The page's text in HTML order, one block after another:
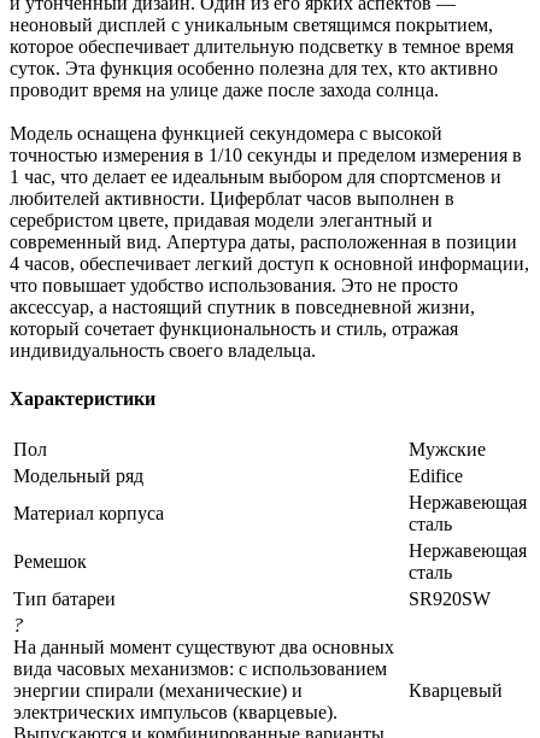
неоновый дисплей с уникальным светящимся покрытием,
которое обеспечивает длительную подсветку в темное время
суток. Эта функция особенно полезна для тех, кто активно
проводит время на улице даже после захода солнца.
Модель оснащена функцией секундомера с высокой
точностью измерения в 1/10 секунды и пределом измерения в
1 час, что делает ее идеальным выбором для спортсменов и
любителей активности. Циферблат часов выполнен в
серебристом цвете, придавая модели элегантный и
современный вид. Апертура даты, расположенная в позиции
4 часов, обеспечивает легкий доступ к основной информации,
что повышает удобство использования. Это не просто
аксессуар, а настоящий спутник в повседневной жизни,
который сочетает функциональность и стиль, отражая
индивидуальность своего владельца.
Характеристики
Пол
Мужские
Модельный ряд
Edifice
Материал корпуса
Нержавеющая
сталь
Ремешок
Нержавеющая
сталь
Тип батареи
SR920SW
?
На данный момент существуют два основных
вида часовых механизмов: с использованием
энергии спирали (механические) и
электрических импульсов (кварцевые).
Выпускаются и комбинированные варианты.
Кварцевый